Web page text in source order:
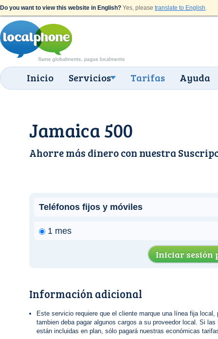
Do you want to view this website in English? Yes, please translate to English.
Inicio Servicios Tarifas Ayuda
Jamaica 500
Ahorre más dinero con nuestra
Teléfonos fijos y móviles
1 mes
Iniciar sesión
Información adicional
Este servicio requiere que el cliente marque una línea fija local,
tambien deba pagar algunos cargos a su proveedor local. Si
están incluidas en plan, sólo pagará nuestras económicas